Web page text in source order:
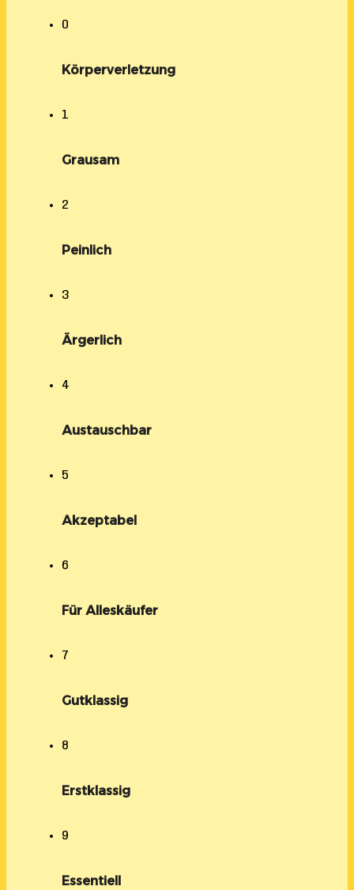
0
Körperverletzung
1
Grausam
2
Peinlich
3
Ärgerlich
4
Austauschbar
5
Akzeptabel
6
Für Alleskäufer
7
Gutklassig
8
Erstklassig
9
Essentiell